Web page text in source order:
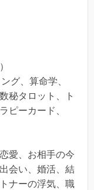
グ、算命学、
秘タロット、ト
ピーカード、
愛、お相手の今
会い、婚活、結
ナーの浮気、職